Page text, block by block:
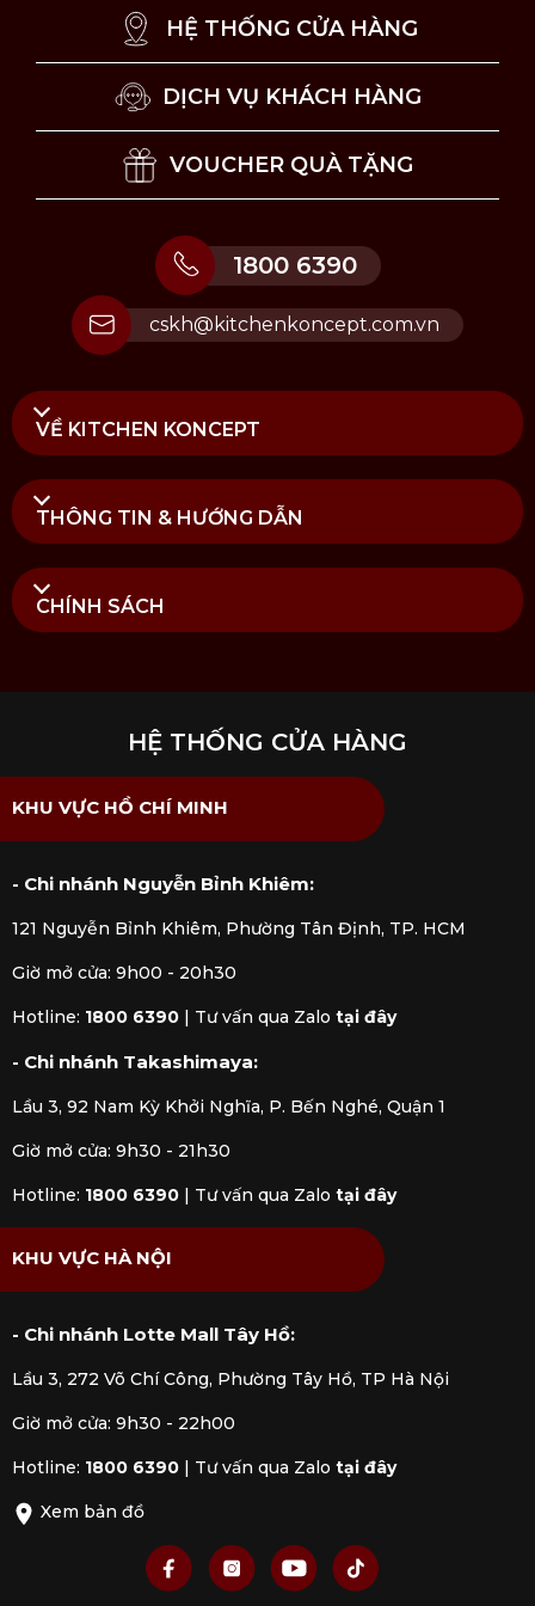
HỆ THỐNG CỬA HÀNG
DỊCH VỤ KHÁCH HÀNG
VOUCHER QUÀ TẶNG
1800 6390
cskh@kitchenkoncept.com.vn
VỀ KITCHEN KONCEPT
THÔNG TIN & HƯỚNG DẪN
CHÍNH SÁCH
HỆ THỐNG CỬA HÀNG
KHU VỰC HỒ CHÍ MINH
- Chi nhánh Nguyễn Bỉnh Khiêm:
121 Nguyễn Bỉnh Khiêm, Phường Tân Định, TP. HCM
Giờ mở cửa: 9h00 - 20h30
Hotline: 1800 6390 Tư vấn qua Zalo tại đây
- Chi nhánh Takashimaya:
Lầu 3, 92 Nam Kỳ Khởi Nghĩa, P. Bến Nghé, Quận 1
Giờ mở cửa: 9h30 - 21h30
Hotline: 1800 6390 Tư vấn qua Zalo tại đây
KHU VỰC HÀ NỘI
- Chi nhánh Lotte Mall Tây Hồ:
Lầu 3, 272 Võ Chí Công, Phường Tây Hồ, TP Hà Nội
Giờ mở cửa: 9h30 - 22h00
Hotline: 1800 6390 Tư vấn qua Zalo tại đây
Xem bản đồ